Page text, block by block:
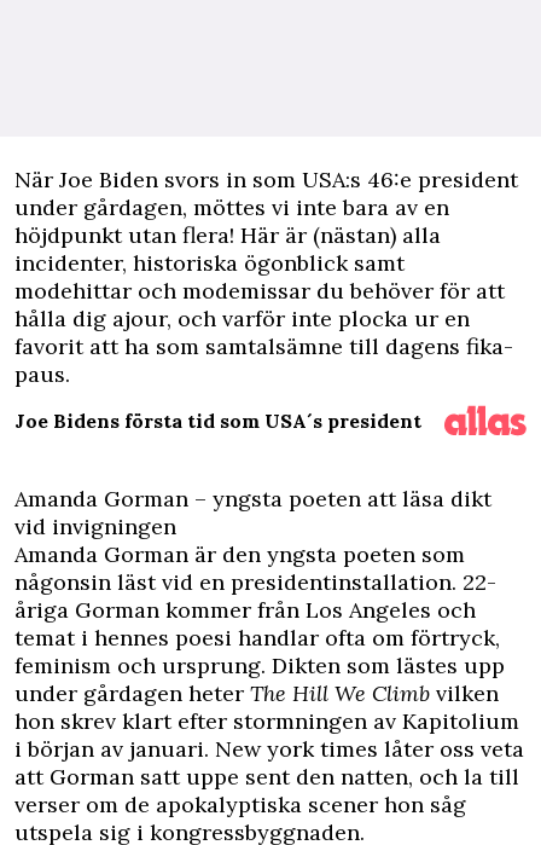
När Joe Biden svors in som USA:s 46:e president
under gårdagen, möttes vi inte bara av en
höjdpunkt utan flera! Här är (nästan) alla
incidenter, historiska ögonblick samt
modehittar och modemissar du behöver för att
hålla dig ajour, och varför inte plocka ur en
favorit att ha som samtalsämne till dagens fika-
paus.
Joe Bidens första tid som USA´s president
Amanda Gorman – yngsta poeten att läsa dikt
vid invigningen
Amanda Gorman är den yngsta poeten som
någonsin läst vid en presidentinstallation. 22-
åriga Gorman kommer från Los Angeles och
temat i hennes poesi handlar ofta om förtryck,
feminism och ursprung. Dikten som lästes upp
under gårdagen heter The Hill We Climb vilken
hon skrev klart efter stormningen av Kapitolium
i början av januari. New york times låter oss veta
att Gorman satt uppe sent den natten, och la till
verser om de apokalyptiska scener hon såg
utspela sig i kongressbyggnaden.